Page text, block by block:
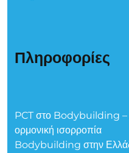
Πληροφορίες
PCT στο Bodybuilding –
ορμονική ισορροπία
Bodybuilding στην